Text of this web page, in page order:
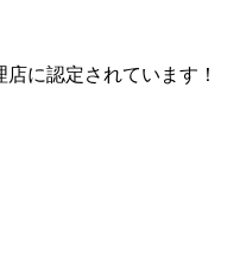
に認定されています！